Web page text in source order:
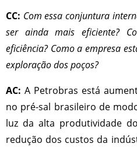
CC: Com essa conjuntura
ser ainda mais eficiente?
eficiência? Como a empresa
exploração dos poços?
AC: A Petrobras está
no pré-sal brasileiro de
luz da alta produtividade
redução dos custos da